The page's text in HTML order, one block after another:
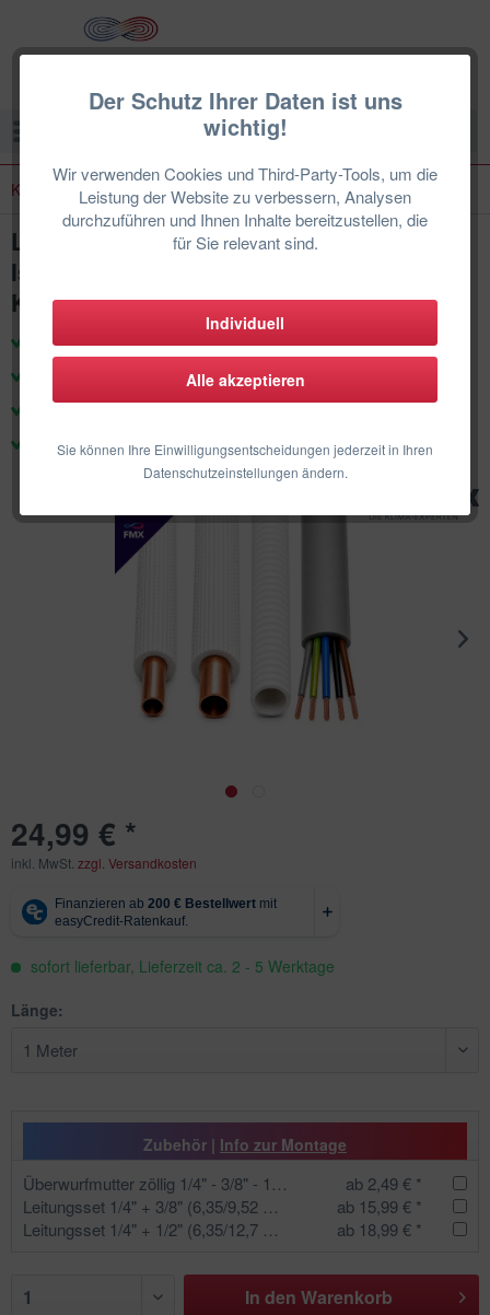
Der Schutz Ihrer Daten ist uns
wichtig!
Wir verwenden Cookies und Third-Party-Tools, um die
Leistung der Website zu verbessern, Analysen
durchzuführen und Ihnen Inhalte bereitzustellen, die
für Sie relevant sind.
Individuell
Alle akzeptieren
Sie können Ihre Einwilligungsentscheidungen jederzeit in Ihren
Datenschutzeinstellungen ändern.
Kältemittelleitung im Set
Leitungsset 3/8" + 5/8" (9,52/15,88 mm)
Isolierte Kältemittelleitung mit Kabel und
Kondensatschlauch
zertifizierte Techniker & Support
Produkte für den deutschen Markt
100% Herstellergarantie
DE-Weiter Einbau
24,99 € *
inkl. MwSt. zzgl. Versandkosten
sofort lieferbar, Lieferzeit ca. 2 - 5 Werktage
Länge:
Zubehör | Info zur Montage
Überwurfmutter zöllig 1/4" - 3/8" - 1/2" - 5/8" | für Kupferrohr - Bördel
ab 2,49 € *
Leitungsset 1/4" + 3/8" (6,35/9,52 mm) Isolierte Kältemittelleitung mit Kabel und Kondensatschlauch
ab 15,99 € *
Leitungsset 1/4" + 1/2" (6,35/12,7 mm) Isolierte Kältemittelleitung mit Kabel und Kondensatschlauch
ab 18,99 € *
In den Warenkorb